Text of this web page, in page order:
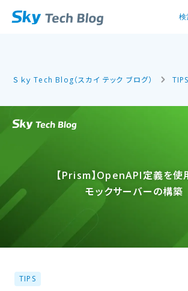
検
Ｓｋｙ Tech Blog（スカイ テック ブログ） TIPS
【Prism】OpenAPI定義を​使
モックサーバーの​構築
TIPS